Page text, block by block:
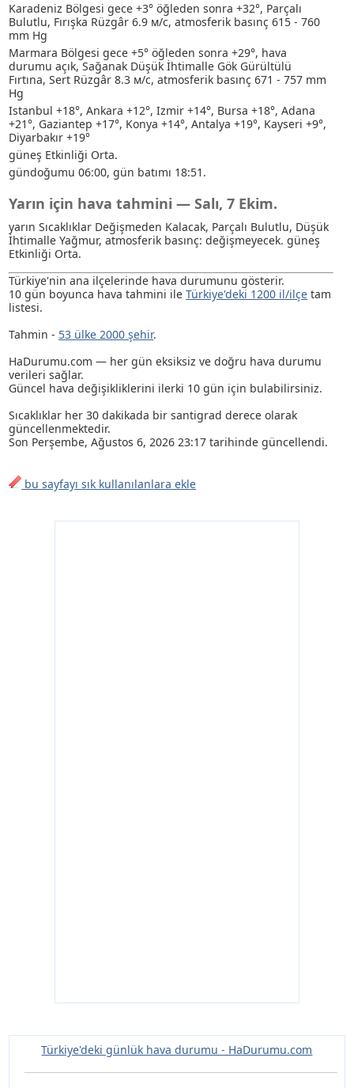
Karadeniz Bölgesi gece +3° öğleden sonra +32°, Parçalı
Bulutlu, Fırışka Rüzgâr 6.9 м/с, atmosferik basınç 615 - 760
mm Hg
Marmara Bölgesi gece +5° öğleden sonra +29°, hava
durumu açık, Sağanak Düşük İhtimalle Gök Gürültülü
Fırtına, Sert Rüzgâr 8.3 м/с, atmosferik basınç 671 - 757 mm
Hg
Istanbul +18°, Ankara +12°, Izmir +14°, Bursa +18°, Adana
+21°, Gaziantep +17°, Konya +14°, Antalya +19°, Kayseri +9°,
Diyarbakır +19°
güneş Etkinliği Orta.
gündoğumu 06:00, gün batımı 18:51.
Yarın için hava tahmini — Salı, 7 Ekim.
yarın Sıcaklıklar Değişmeden Kalacak, Parçalı Bulutlu, Düşük
İhtimalle Yağmur, atmosferik basınç: değişmeyecek. güneş
Etkinliği Orta.
Türkiye'nin ana ilçelerinde hava durumunu gösterir.
10 gün boyunca hava tahmini ileTürkiye'deki 1200 il/ilçe tam
listesi.
Tahmin - 53 ülke 2000 şehir.
HaDurumu.com — her gün eksiksiz ve doğru hava durumu
verileri sağlar.
Güncel hava değişikliklerini ilerki 10 gün için bulabilirsiniz.
Sıcaklıklar her 30 dakikada bir santigrad derece olarak
güncellenmektedir.
Son Perşembe, Ağustos 6, 2026 23:17 tarihinde güncellendi.
bu sayfayı sık kullanılanlara ekle
Türkiye'deki günlük hava durumu - HaDurumu.com